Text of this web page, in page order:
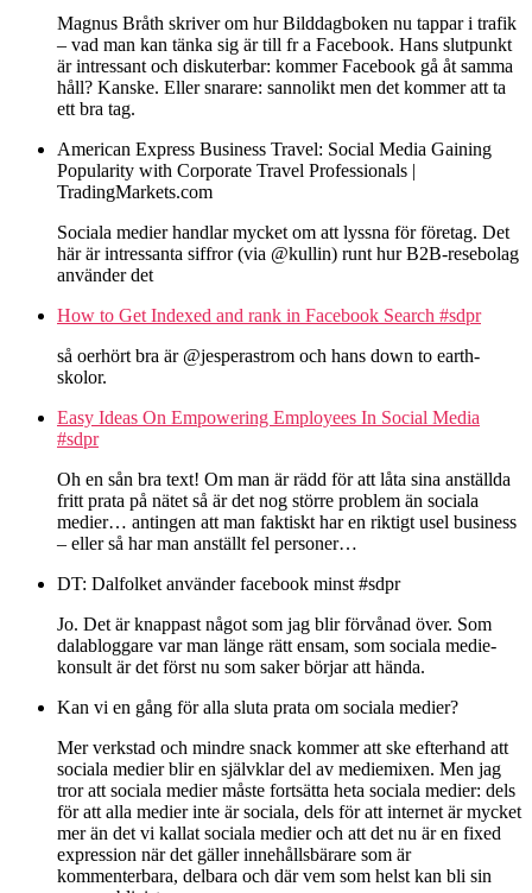
Magnus Bråth skriver om hur Bilddagboken nu tappar i trafik
– vad man kan tänka sig är till fr a Facebook. Hans slutpunkt
är intressant och diskuterbar: kommer Facebook gå åt samma
håll? Kanske. Eller snarare: sannolikt men det kommer att ta
ett bra tag.
American Express Business Travel: Social Media Gaining
Popularity with Corporate Travel Professionals |
TradingMarkets.com
Sociala medier handlar mycket om att lyssna för företag. Det
här är intressanta siffror (via @kullin) runt hur B2B-resebolag
använder det
How to Get Indexed and rank in Facebook Search #sdpr
så oerhört bra är @jesperastrom och hans down to earth-
skolor.
Easy Ideas On Empowering Employees In Social Media
#sdpr
Oh en sån bra text! Om man är rädd för att låta sina anställda
fritt prata på nätet så är det nog större problem än sociala
medier… antingen att man faktiskt har en riktigt usel business
– eller så har man anställt fel personer…
DT: Dalfolket använder facebook minst #sdpr
Jo. Det är knappast något som jag blir förvånad över. Som
dalabloggare var man länge rätt ensam, som sociala medie-
konsult är det först nu som saker börjar att hända.
Kan vi en gång för alla sluta prata om sociala medier?
Mer verkstad och mindre snack kommer att ske efterhand att
sociala medier blir en självklar del av mediemixen. Men jag
tror att sociala medier måste fortsätta heta sociala medier: dels
för att alla medier inte är sociala, dels för att internet är mycket
mer än det vi kallat sociala medier och att det nu är en fixed
expression när det gäller innehållsbärare som är
kommenterbara, delbara och där vem som helst kan bli sin